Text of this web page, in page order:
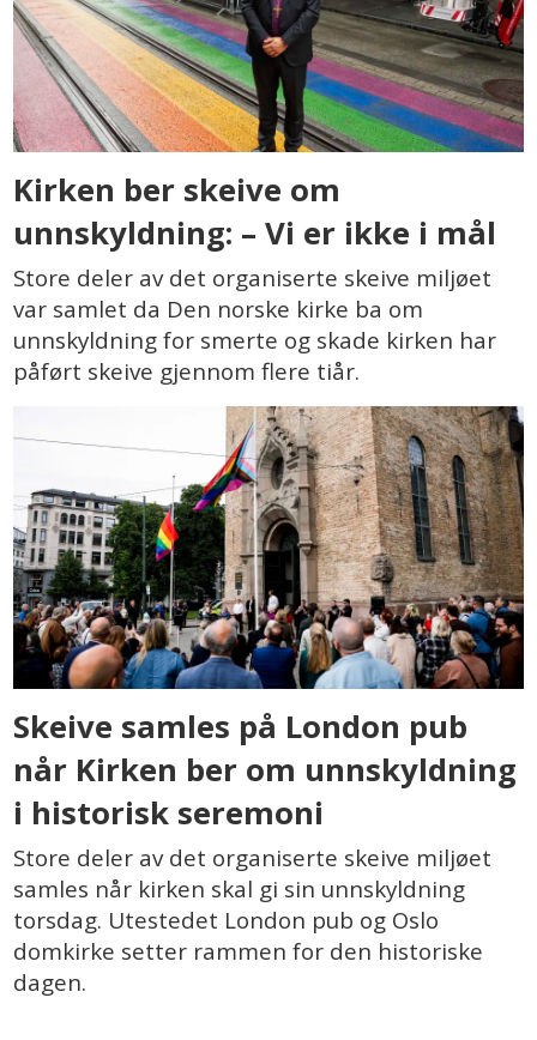
Kirken ber skeive om
unnskyldning: – Vi er ikke i mål
Store deler av det organiserte skeive miljøet
var samlet da Den norske kirke ba om
unnskyldning for smerte og skade kirken har
påført skeive gjennom flere tiår.
Skeive samles på London pub
når Kirken ber om unnskyldning
i historisk seremoni
Store deler av det organiserte skeive miljøet
samles når kirken skal gi sin unnskyldning
torsdag. Utestedet London pub og Oslo
domkirke setter rammen for den historiske
dagen.